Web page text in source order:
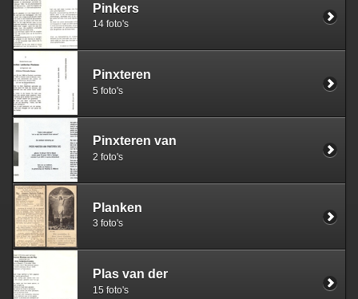
Pinkers
14 foto's
Pinxteren
5 foto's
Pinxteren van
2 foto's
Planken
3 foto's
Plas van der
15 foto's